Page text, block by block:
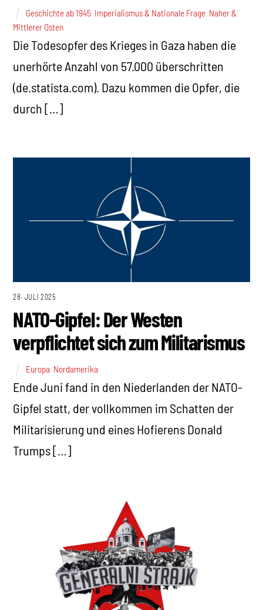
Geschichte ab 1945 Imperialismus & Nationale Frage Naher &
Mittlerer Osten
Die Todesopfer des Krieges in Gaza haben die
unerhörte Anzahl von 57.000 überschritten
(de.statista.com). Dazu kommen die Opfer, die
durch […]
28. JULI 2025
NATO-Gipfel: Der Westen
verpflichtet sich zum Militarismus
Europa Nordamerika
Ende Juni fand in den Niederlanden der NATO-
Gipfel statt, der vollkommen im Schatten der
Militarisierung und eines Hofierens Donald
Trumps […]